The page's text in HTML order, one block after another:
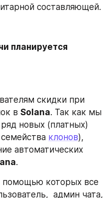
составляющей.
планируется
скидки при
в Solana. Так как мы
новых (платных)
клонов),
автоматических
.
помощью которых все